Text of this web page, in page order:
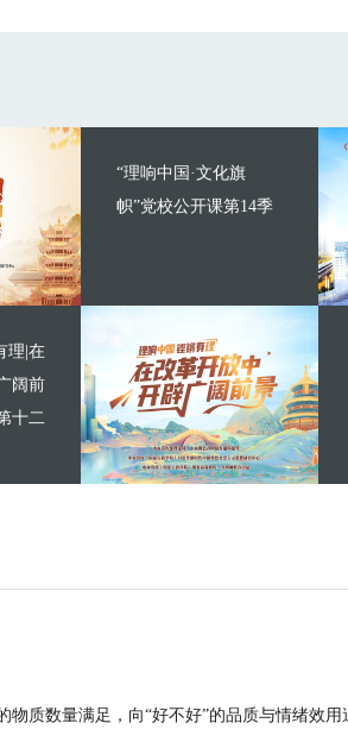
“理响中国·文化旗
帜”党校公开课第14季
理|在
阔前
十二
质数量满足，向“好不好”的品质与情绪效用